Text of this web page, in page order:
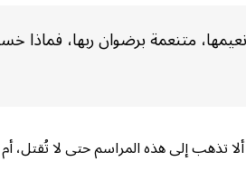
متنعمة برضوان ربها، فماذا
ألا تذهب إلى هذه المراسم حتى لا